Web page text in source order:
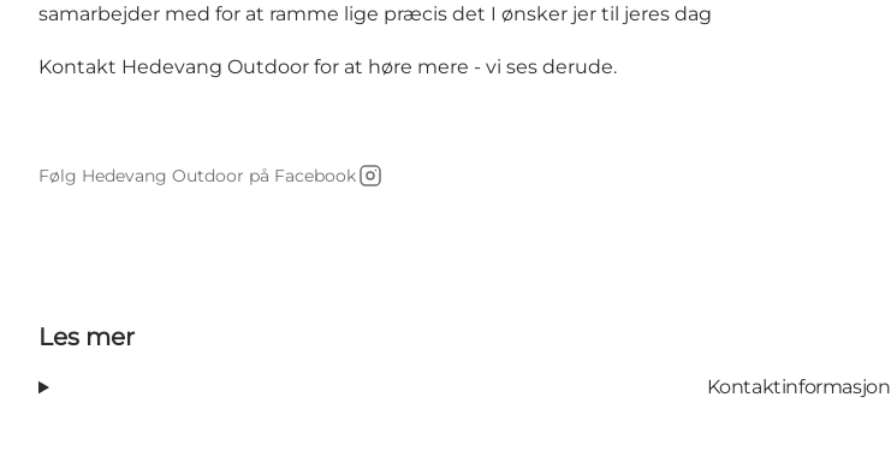
samarbejder med for at ramme lige præcis det I ønsker jer til jeres dag
Kontakt Hedevang Outdoor for at høre mere - vi ses derude.
Følg Hedevang Outdoor på Facebook
Instagram
Les mer
Kontaktinformasjon